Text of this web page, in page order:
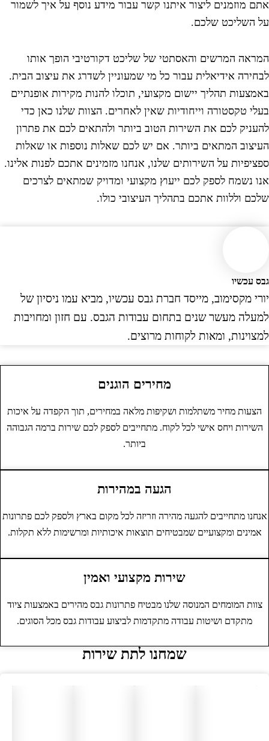
מוזמנים ליצור איתנו קשר עבור מידע נוסף על איך לשמור
השליכט שלכם.
המרשים והאסתטי של שליכט דקורטיבי הופך אותו
אידיאלית עבור כל מי שמעוניין לשדרג את עיצוב הבית.
תהליך יישום מקצועי, תוכלו להנות מקירות אופנתיים
טקסטורה וייחודיות שאין לאחרים. הצוות שלנו כאן כדי
לכם את השירות הטוב ביותר ולהתאים לכם את פתרון
המתאים ביותר. אם יש לכם שאלות נוספות או שאלות
על השירותים שלנו, אנחנו מזמינים אתכם לפנות אלינו.
נשמח לספק לכם ייעוץ מקצועי ומדויק שמתאים לצרכים
וללוות אתכם בתהליך העיצובי כולו.
עכשיו
מקסימוב, מייסד חברת גבס עכשיו, מביא עמו ניסיון של
מעשר שנים בתחום עבודות הגבס. עם חזון ומחויבות
ומאות לקוחות מרוצים.
מחירים הוגנים
הצעות מחיר משתלמות ושקיפות מלאה במחירים, תוך הקפדה על איכות
השירות ויחס אישי לכל לקוח. מתחייבים לספק לכם שירות ברמה הגבוהה
ביותר.
הגעה במהירות
מתחייבים להגעה מהירה וזריזה לכל מקום בארץ ולספק לכם פתרונות
אמינים ומקצועיים שמבטיחים תוצאות איכותיות ומרשימות ללא תקלות.
שירות מקצועי ואמין
צוות המומחים המנוסה שלנו מבטיח פתרונות גבס מהירים באמצעות ציוד
מתקדם ושיטות עבודה מתקדמות לביצוע עבודות גבס מכל הסוגים.
שמחנו לתת שירות